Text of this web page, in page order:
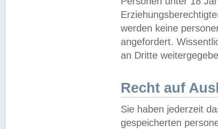
werden keine
angefordert.
an Dritte
Recht auf
Sie haben jederzeit
gespeicherten